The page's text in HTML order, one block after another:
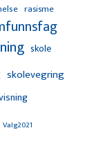
rasisme
skole
skolevegring
Valg2021